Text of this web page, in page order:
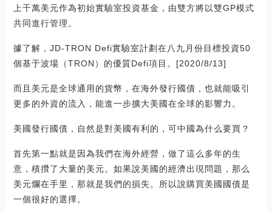
上千萬美元作為初始實驗室投資基金，由雙方將以雙GP模式
共同進行管理。
據了解，JD-TRON Defi實驗室計劃在八九月份目標投資50
個基于波場（TRON）的優質Defi項目。[2020/8/13]
而且美元是全球通用的貨幣，在海外發行國債，也就能吸引
更多的外資的流入，能進一步擴大美國在全球的影響力。
美國發行國債，自然是對美國有利的，可中國為什么要買？
首先第一點就是因為我們在海外經營，做了這么多年的生
意，積攢了大量的美元。如果說美國的經濟出現問題，那么
美元爛在手里，那就是我們的損失。所以說購買美國國債是
一個很好的選擇。